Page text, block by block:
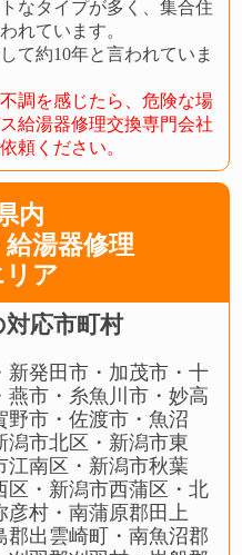
なタイプが多く、集合住
れています。
て約10年と言われていま
調を感じたら、危険な場
給湯器修理交換専門会社
頼ください。
内
湯器修理
リア
応市町村
新発田市・加茂市・十
燕市・糸魚川市・妙高
野市・佐渡市・魚沼
潟市北区・新潟市東
江南区・新潟市秋葉
区・新潟市西蒲区・北
村・南蒲原郡田上
郡出雲崎町・南魚沼郡